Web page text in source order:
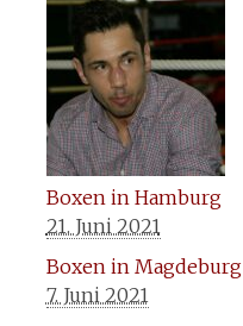
Boxen in Hamburg
21. Juni 2021
Boxen in Magdeburg
7. Juni 2021